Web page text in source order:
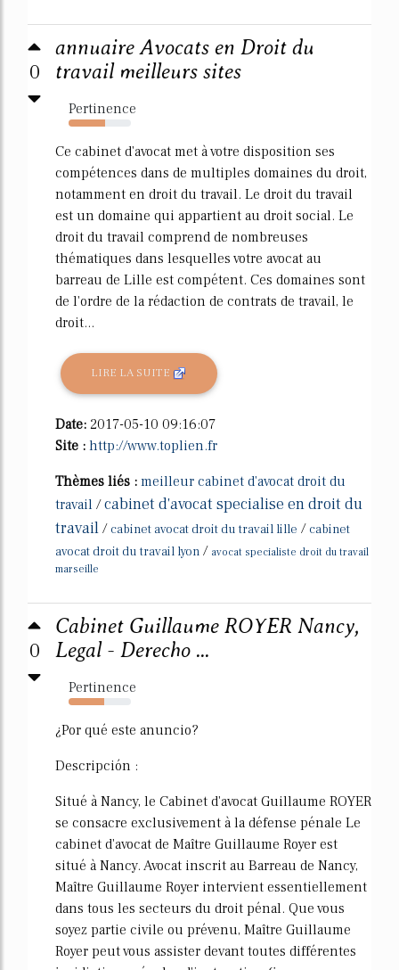
0
annuaire Avocats en Droit du
travail meilleurs sites
Pertinence
58%
Ce cabinet d'avocat met à votre disposition ses
compétences dans de multiples domaines du droit,
notamment en droit du travail. Le droit du travail
est un domaine qui appartient au droit social. Le
droit du travail comprend de nombreuses
thématiques dans lesquelles votre avocat au
barreau de Lille est compétent. Ces domaines sont
de l'ordre de la rédaction de contrats de travail, le
droit...
LIRE LA SUITE
Date: 2017-05-10 09:16:07
Site : http://www.toplien.fr
Thèmes liés : meilleur cabinet d'avocat droit du
travail /cabinet d'avocat specialise en droit du
travail / cabinet avocat droit du travail lille / cabinet
avocat droit du travail lyon / avocat specialiste droit du travail
marseille
0
Cabinet Guillaume ROYER Nancy,
Legal - Derecho ...
Pertinence
57%
¿Por qué este anuncio?
Descripción :
Situé à Nancy, le Cabinet d'avocat Guillaume ROYER
se consacre exclusivement à la défense pénale Le
cabinet d'avocat de Maître Guillaume Royer est
situé à Nancy. Avocat inscrit au Barreau de Nancy,
Maître Guillaume Royer intervient essentiellement
dans tous les secteurs du droit pénal. Que vous
soyez partie civile ou prévenu, Maître Guillaume
Royer peut vous assister devant toutes différentes